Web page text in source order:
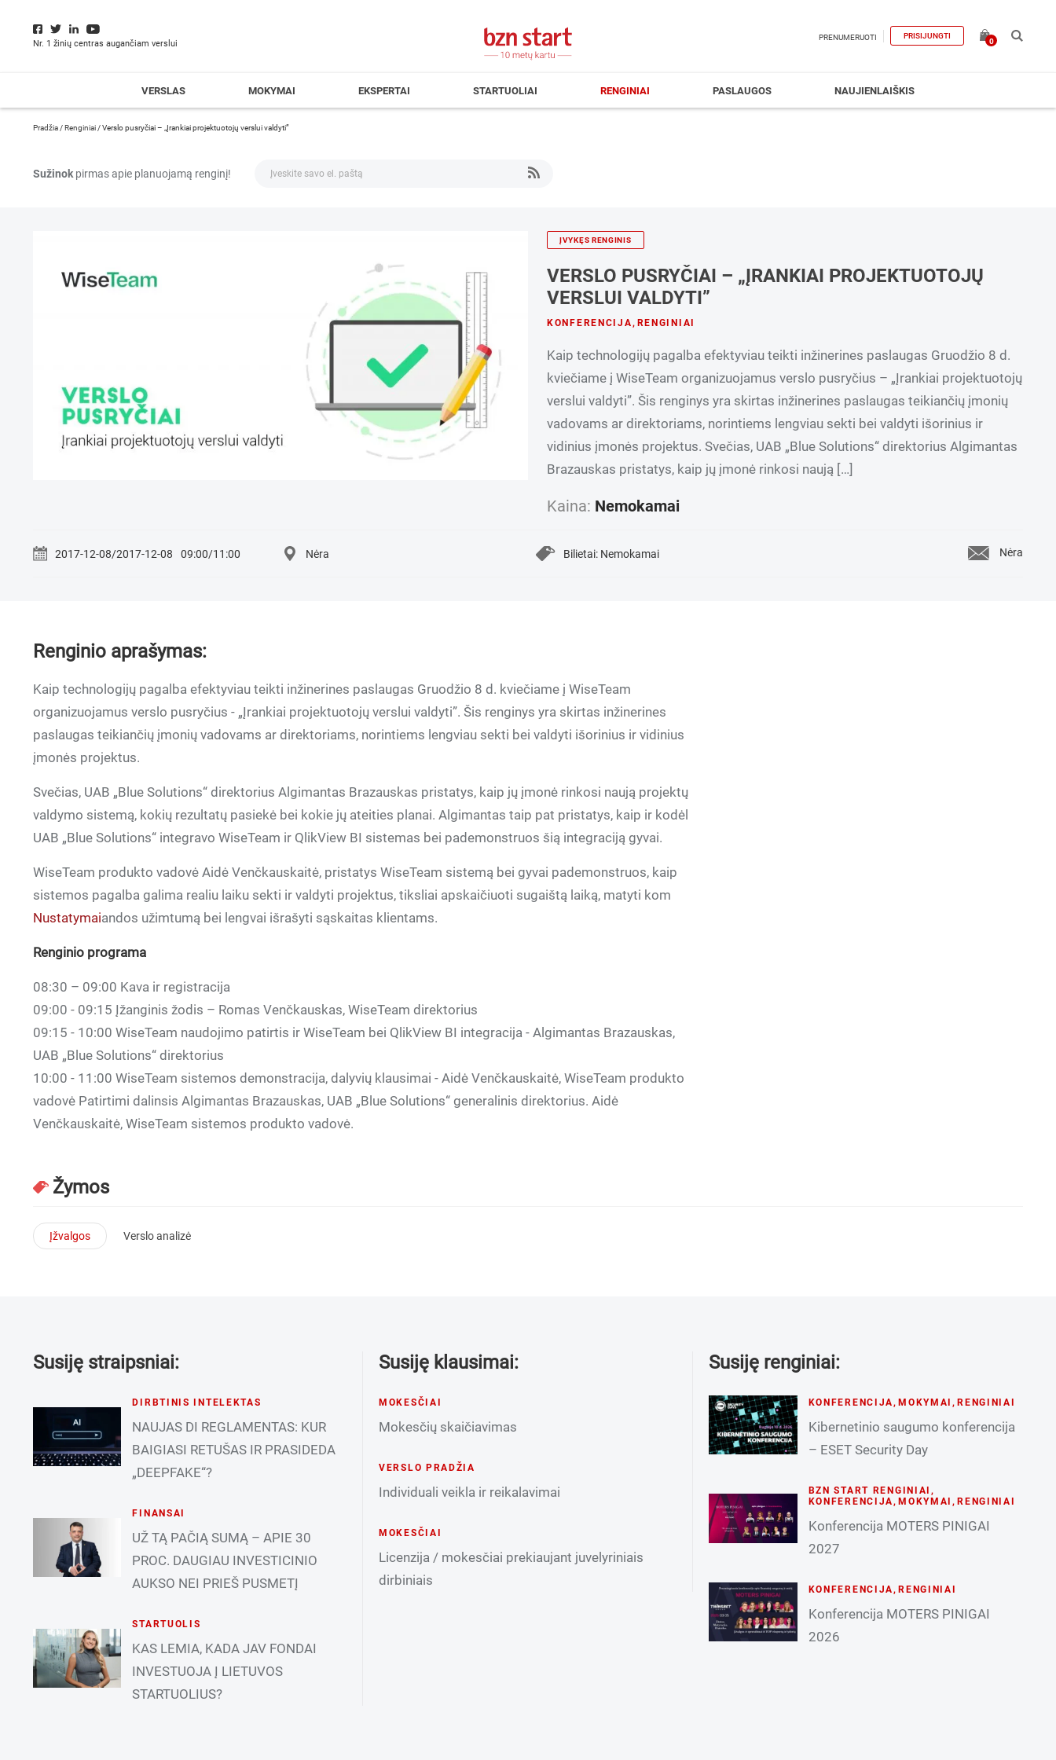
Nr. 1 žinių centras augančiam verslui
PRENUMERUOTI PRISIJUNGTI
0
VERSLAS MOKYMAI EKSPERTAI STARTUOLIAI RENGINIAI PASLAUGOS NAUJIENLAIŠKIS
Pradžia /Renginiai /Verslo pusryčiai – „Įrankiai projektuotojų verslui valdyti”
Sužinok pirmas apie planuojamą renginį!
ĮVYKĘS RENGINIS
VERSLO PUSRYČIAI – „ĮRANKIAI PROJEKTUOTOJŲ
VERSLUI VALDYTI”
KONFERENCIJA, RENGINIAI
Kaip technologijų pagalba efektyviau teikti inžinerines paslaugas Gruodžio 8 d.
kviečiame į WiseTeam organizuojamus verslo pusryčius – „Įrankiai projektuotojų
verslui valdyti”. Šis renginys yra skirtas inžinerines paslaugas teikiančių įmonių
vadovams ar direktoriams, norintiems lengviau sekti bei valdyti išorinius ir
vidinius įmonės projektus. Svečias, UAB „Blue Solutions“ direktorius Algimantas
Brazauskas pristatys, kaip jų įmonė rinkosi naują […]
Kaina: Nemokamai
2017-12-08/2017-12-08 09:00/11:00 Nėra Bilietai: Nemokamai Nėra
Renginio aprašymas:
Kaip technologijų pagalba efektyviau teikti inžinerines paslaugas Gruodžio 8 d. kviečiame į WiseTeam
organizuojamus verslo pusryčius - „Įrankiai projektuotojų verslui valdyti”. Šis renginys yra skirtas inžinerines
paslaugas teikiančių įmonių vadovams ar direktoriams, norintiems lengviau sekti bei valdyti išorinius ir vidinius
įmonės projektus.
Svečias, UAB „Blue Solutions“ direktorius Algimantas Brazauskas pristatys, kaip jų įmonė rinkosi naują projektų
valdymo sistemą, kokių rezultatų pasiekė bei kokie jų ateities planai. Algimantas taip pat pristatys, kaip ir kodėl
UAB „Blue Solutions“ integravo WiseTeam ir QlikView BI sistemas bei pademonstruos šią integraciją gyvai.
WiseTeam produkto vadovė Aidė Venčkauskaitė, pristatys WiseTeam sistemą bei gyvai pademonstruos, kaip
sistemos pagalba galima realiu laiku sekti ir valdyti projektus, tiksliai apskaičiuoti sugaištą laiką, matyti kom
Nustatymaiandos užimtumą bei lengvai išrašyti sąskaitas klientams.
Renginio programa
08:30 – 09:00 Kava ir registracija
09:00 - 09:15 Įžanginis žodis – Romas Venčkauskas, WiseTeam direktorius
09:15 - 10:00 WiseTeam naudojimo patirtis ir WiseTeam bei QlikView BI integracija - Algimantas Brazauskas,
UAB „Blue Solutions“ direktorius
10:00 - 11:00 WiseTeam sistemos demonstracija, dalyvių klausimai - Aidė Venčkauskaitė, WiseTeam produkto
vadovė Patirtimi dalinsis Algimantas Brazauskas, UAB „Blue Solutions“ generalinis direktorius. Aidė
Venčkauskaitė, WiseTeam sistemos produkto vadovė.
Žymos
Įžvalgos Verslo analizė
Susiję straipsniai:
DIRBTINIS INTELEKTAS
NAUJAS DI REGLAMENTAS: KUR
BAIGIASI RETUŠAS IR PRASIDEDA
„DEEPFAKE“?
FINANSAI
UŽ TĄ PAČIĄ SUMĄ – APIE 30
PROC. DAUGIAU INVESTICINIO
AUKSO NEI PRIEŠ PUSMETĮ
STARTUOLIS
KAS LEMIA, KADA JAV FONDAI
INVESTUOJA Į LIETUVOS
STARTUOLIUS?
Susiję klausimai:
MOKESČIAI
Mokesčių skaičiavimas
VERSLO PRADŽIA
Individuali veikla ir reikalavimai
MOKESČIAI
Licenzija / mokesčiai prekiaujant juvelyriniais
dirbiniais
Susiję renginiai:
KONFERENCIJA ,MOKYMAI ,RENGINIAI
Kibernetinio saugumo konferencija
– ESET Security Day
BZN START RENGINIAI ,
KONFERENCIJA ,MOKYMAI ,RENGINIAI
Konferencija MOTERS PINIGAI
2027
KONFERENCIJA ,RENGINIAI
Konferencija MOTERS PINIGAI
2026